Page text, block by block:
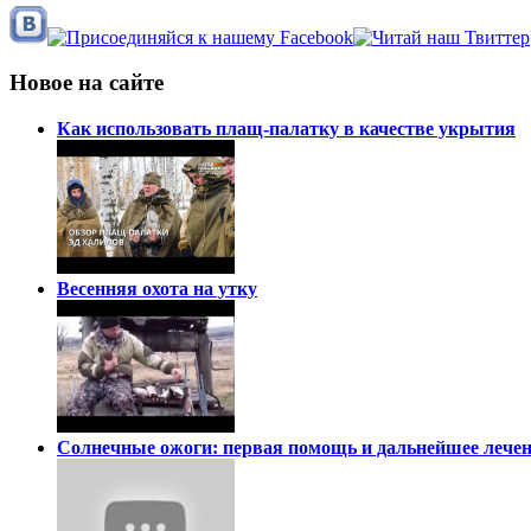
Новое на сайте
Как использовать плащ-палатку в качестве укрытия
Весенняя охота на утку
Солнечные ожоги: первая помощь и дальнейшее